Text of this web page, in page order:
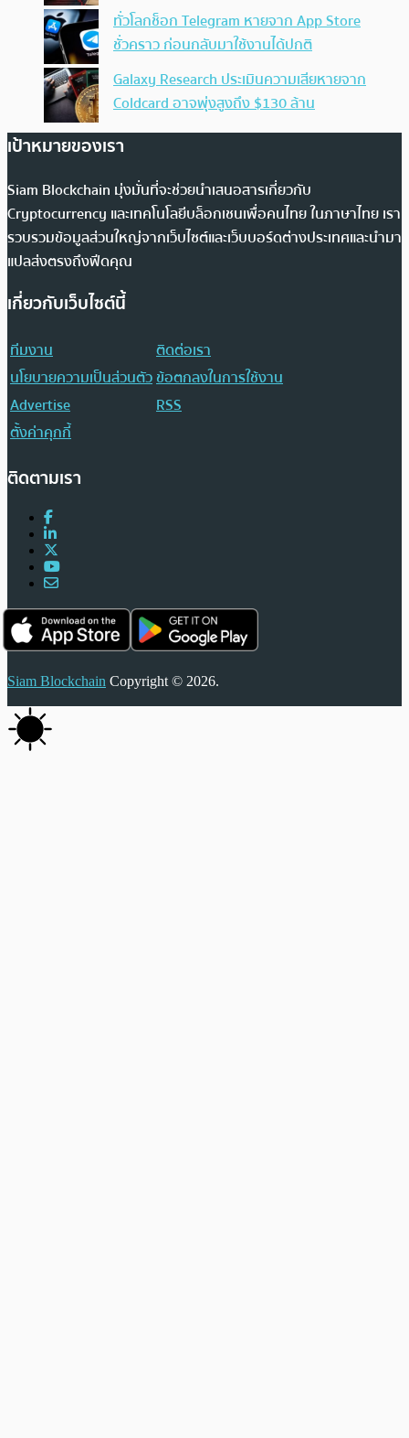
ทั่วโลกช็อก Telegram หายจาก App Store
ชั่วคราว ก่อนกลับมาใช้งานได้ปกติ
Galaxy Research ประเมินความเสียหายจาก
Coldcard อาจพุ่งสูงถึง $130 ล้าน
เป้าหมายของเรา
Siam Blockchain มุ่งมั่นที่จะช่วยนำเสนอสารเกี่ยวกับ
Cryptocurrency และเทคโนโลยีบล็อกเชนเพื่อคนไทย ในภาษาไทย เรา
รวบรวมข้อมูลส่วนใหญ่จากเว็บไซต์และเว็บบอร์ดต่างประเทศและนำมา
แปลส่งตรงถึงฟีดคุณ
เกี่ยวกับเว็บไซต์นี้
ทีมงาน
ติดต่อเรา
นโยบายความเป็นส่วนตัวข้อตกลงในการใช้งาน
Advertise
RSS
ตั้งค่าคุกกี้
ติดตามเรา
Siam Blockchain Copyright © 2026.